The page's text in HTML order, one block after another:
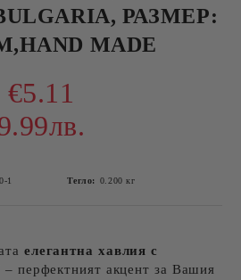
РАЗМЕР:
MADE
€5.11
1 Тегло: 0.200 кг
елегантна хавлия с
– перфектният акцент за Вашия